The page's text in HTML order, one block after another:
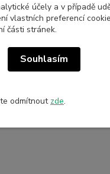
účely a v případě
vlastních preferencí
části stránek.
Souhlasím
odmítnout zde.